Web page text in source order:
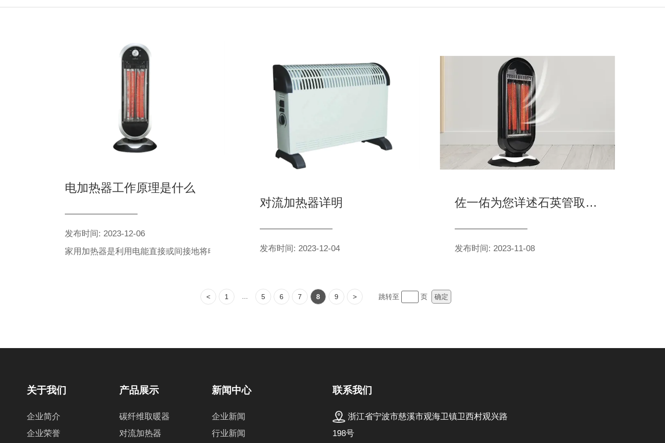
电加热器工作原理是什么
发布时间: 2023-12-06
家用加热器是利用电能直接或间接地将电能转换为热能，以达到加热的目的。电加热器的工作原理主要取决于其类型和结构。
对流加热器详明
发布时间: 2023-12-04
佐一佑为您详述石英管取暖器
发布时间: 2023-11-08
< 1 ... 5 6 7 8 9 > 跳转至 页 确定
关于我们
企业简介
企业荣誉
产品展示
碳纤维取暖器
对流加热器
新闻中心
企业新闻
行业新闻
联系我们
浙江省宁波市慈溪市观海卫镇卫西村观兴路
198号